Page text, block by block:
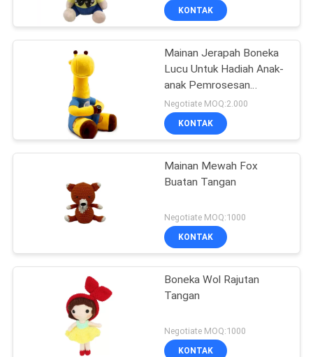
KONTAK
Mainan Jerapah Boneka
Lucu Untuk Hadiah Anak-
anak Pemrosesan
Disesuaikan OEM OEM
Negotiate MOQ:2.000
KONTAK
Mainan Mewah Fox
Buatan Tangan
Negotiate MOQ:1000
KONTAK
Boneka Wol Rajutan
Tangan
Negotiate MOQ:1000
KONTAK